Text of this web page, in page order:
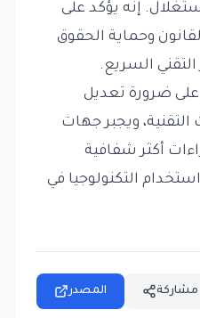
إنه يؤكد على
وحماية الحقوق
السريع.
ضرورة تعديل
التقنية، ويجبر جهات
أكثر شفافية
التكنولوجيا في
المصدر مشاركة